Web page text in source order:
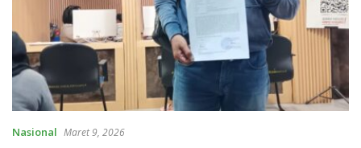
Nasional Maret 9, 2026